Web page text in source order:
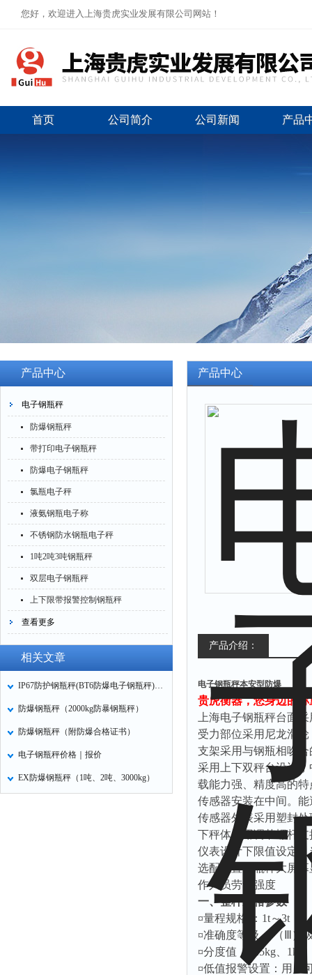
您好，欢迎进入上海贵虎实业发展有限公司网站！
首页 公司简介 公司新闻 产品
产品中心
电子钢瓶秤
防爆钢瓶秤
带打印电子钢瓶秤
防爆电子钢瓶秤
氯瓶电子秤
液氨钢瓶电子称
不锈钢防水钢瓶电子秤
1吨2吨3吨钢瓶秤
双层电子钢瓶秤
上下限带报警控制钢瓶秤
查看更多
相关文章
IP67防护钢瓶秤(BT6防爆电子钢瓶秤)应用场景
防爆钢瓶秤（2000kg防暴钢瓶秤）
防爆钢瓶秤（附防爆合格证书）
电子钢瓶秤价格｜报价
EX防爆钢瓶秤（1吨、2吨、3000kg）
产品中心
产品介绍：
电子钢瓶秤本安型防爆
贵虎衡器，您身边的
上海电子钢瓶秤台面
受力部位采用尼龙滑
支架采用与钢瓶相吻
采用上下双秤台设计
载能力强、精度高的特
传感器安装在中间。
传感器外表采用塑封
下秤体采用调节螺杆
仪表设计下限值设定
选配配置钢瓶秤大屏
作人员劳动强度
一、整秤规格参数
¤量程规格 ：1t～3t
¤准确度等级 ：（Ⅲ）
¤分度值 ：0.5kg、1kg
¤低值报警设置：用户